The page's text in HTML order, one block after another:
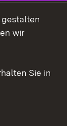
wir
Sie in